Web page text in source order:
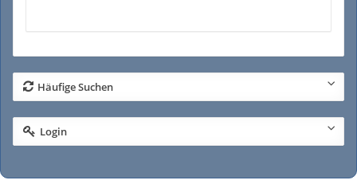
Häufige Suchen
Login